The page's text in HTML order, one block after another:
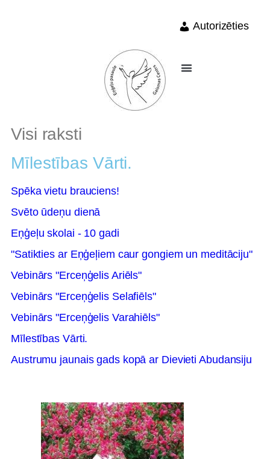
Autorizēties
Visi raksti
Mīlestības Vārti.
Spēka vietu brauciens!
Svēto ūdeņu dienā
Eņģeļu skolai - 10 gadi
"Satikties ar Eņģeļiem caur gongiem un meditāciju"
Vebinārs "Erceņģelis Ariēls"
Vebinārs "Erceņģelis Selafiēls"
Vebinārs "Erceņģelis Varahiēls"
Mīlestības Vārti.
Austrumu jaunais gads kopā ar Dievieti Abudansiju